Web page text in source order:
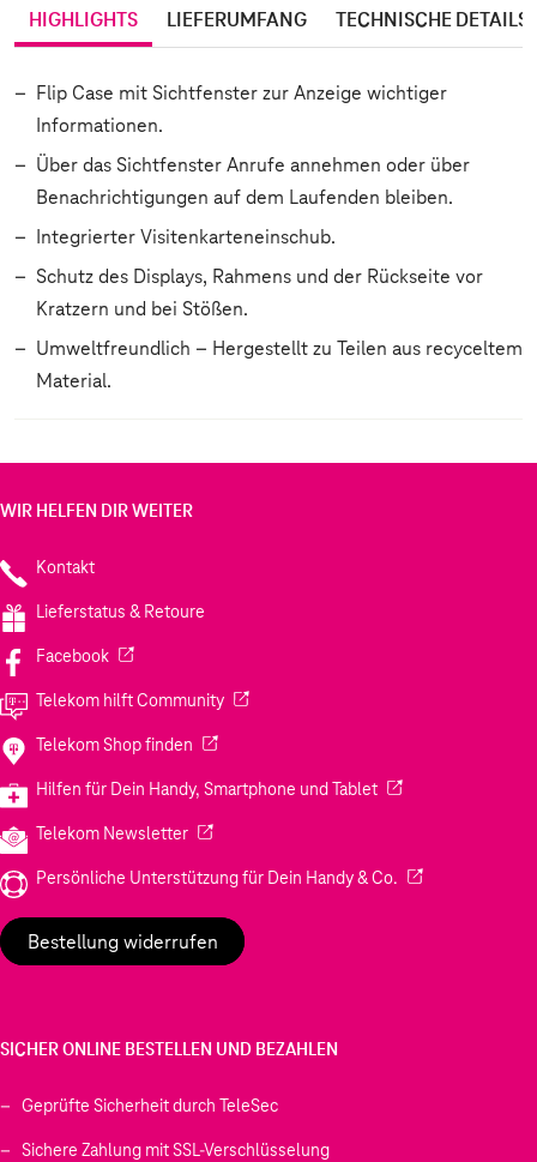
HIGHLIGHTS LIEFERUMFANG TECHNISCHE DETAILS
Flip Case mit Sichtfenster zur Anzeige wichtiger
Informationen.
Über das Sichtfenster Anrufe annehmen oder über
Benachrichtigungen auf dem Laufenden bleiben.
Integrierter Visitenkarteneinschub.
Schutz des Displays, Rahmens und der Rückseite vor
Kratzern und bei Stößen.
Umweltfreundlich – Hergestellt zu Teilen aus recyceltem
Material.
WIR HELFEN DIR WEITER
Kontakt
Lieferstatus & Retoure
Facebook(Wird in einem neuen Tab geöffnet)
Telekom hilft Community(Wird in einem neuen Tab geöffnet)
Telekom Shop finden (Wird in einem neuen Tab geöffnet)
Hilfen für Dein Handy, Smartphone und Tablet(Wird in einem
Telekom Newsletter(Wird in einem neuen Tab geöffnet)
Persönliche Unterstützung für Dein Handy & Co. (Wird in einem
Bestellung widerrufen
SICHER ONLINE BESTELLEN UND BEZAHLEN
Geprüfte Sicherheit durch TeleSec
Sichere Zahlung mit SSL-Verschlüsselung